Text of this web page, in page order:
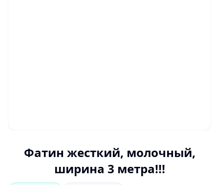
Фатин жесткий, молочный,
ширина 3 метра!!!